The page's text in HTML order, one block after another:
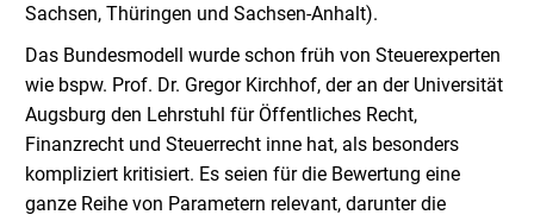
Sachsen, Thüringen und Sachsen-Anhalt).
Das Bundesmodell wurde schon früh von Steuerexperten
wie bspw. Prof. Dr. Gregor Kirchhof, der an der Universität
Augsburg den Lehrstuhl für Öffentliches Recht,
Finanzrecht und Steuerrecht inne hat, als besonders
kompliziert kritisiert. Es seien für die Bewertung eine
ganze Reihe von Parametern relevant, darunter die